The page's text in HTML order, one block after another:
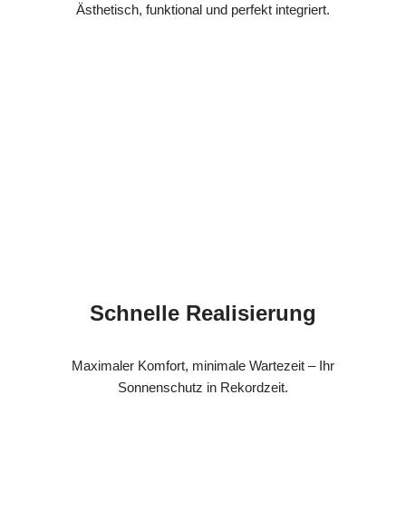
Ästhetisch, funktional und perfekt integriert.
Schnelle Realisierung
Maximaler Komfort, minimale Wartezeit – Ihr
Sonnenschutz in Rekordzeit.